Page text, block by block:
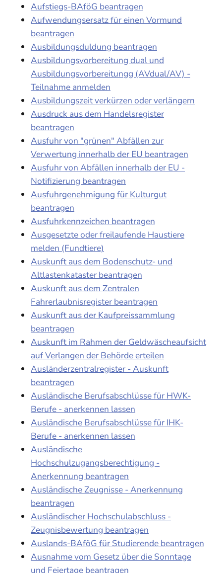
Aufstiegs-BAföG beantragen
Aufwendungsersatz für einen Vormund
beantragen
Ausbildungsduldung beantragen
Ausbildungsvorbereitung dual und
Ausbildungsvorbereitungg (AVdual/AV) -
Teilnahme anmelden
Ausbildungszeit verkürzen oder verlängern
Ausdruck aus dem Handelsregister
beantragen
Ausfuhr von "grünen" Abfällen zur
Verwertung innerhalb der EU beantragen
Ausfuhr von Abfällen innerhalb der EU -
Notifizierung beantragen
Ausfuhrgenehmigung für Kulturgut
beantragen
Ausfuhrkennzeichen beantragen
Ausgesetzte oder freilaufende Haustiere
melden (Fundtiere)
Auskunft aus dem Bodenschutz- und
Altlastenkataster beantragen
Auskunft aus dem Zentralen
Fahrerlaubnisregister beantragen
Auskunft aus der Kaufpreissammlung
beantragen
Auskunft im Rahmen der Geldwäscheaufsicht
auf Verlangen der Behörde erteilen
Ausländerzentralregister - Auskunft
beantragen
Ausländische Berufsabschlüsse für HWK-
Berufe - anerkennen lassen
Ausländische Berufsabschlüsse für IHK-
Berufe - anerkennen lassen
Ausländische
Hochschulzugangsberechtigung -
Anerkennung beantragen
Ausländische Zeugnisse - Anerkennung
beantragen
Ausländischer Hochschulabschluss -
Zeugnisbewertung beantragen
Auslands-BAföG für Studierende beantragen
Ausnahme vom Gesetz über die Sonntage
und Feiertage beantragen